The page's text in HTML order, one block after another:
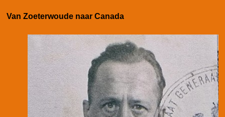
Van Zoeterwoude naar Canada